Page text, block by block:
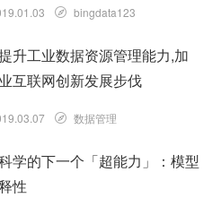
bingdata123
升工业数据资源管理能力,加
互联网创新发展步伐
数据管理
学的下一个「超能力」：模型
性